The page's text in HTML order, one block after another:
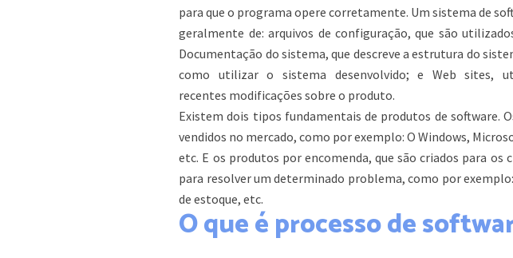
para que o programa opere corretamente. Um sistema de
geralmente de: arquivos de configuração, que são
Documentação do sistema, que descreve a estrutura do
como utilizar o sistema desenvolvido; e Web sites,
recentes modificações sobre o produto.
Existem dois tipos fundamentais de produtos de software.
vendidos no mercado, como por exemplo: O Windows,
etc. E os produtos por encomenda, que são criados para os
para resolver um determinado problema, como por
de estoque, etc.
O que é processo de